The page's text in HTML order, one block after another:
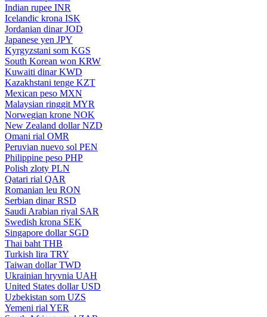
Indian rupee INR
Icelandic krona ISK
Jordanian dinar JOD
Japanese yen JPY
Kyrgyzstani som KGS
South Korean won KRW
Kuwaiti dinar KWD
Kazakhstani tenge KZT
Mexican peso MXN
Malaysian ringgit MYR
Norwegian krone NOK
New Zealand dollar NZD
Omani rial OMR
Peruvian nuevo sol PEN
Philippine peso PHP
Polish zloty PLN
Qatari rial QAR
Romanian leu RON
Serbian dinar RSD
Saudi Arabian riyal SAR
Swedish krona SEK
Singapore dollar SGD
Thai baht THB
Turkish lira TRY
Taiwan dollar TWD
Ukrainian hryvnia UAH
United States dollar USD
Uzbekistan som UZS
Yemeni rial YER